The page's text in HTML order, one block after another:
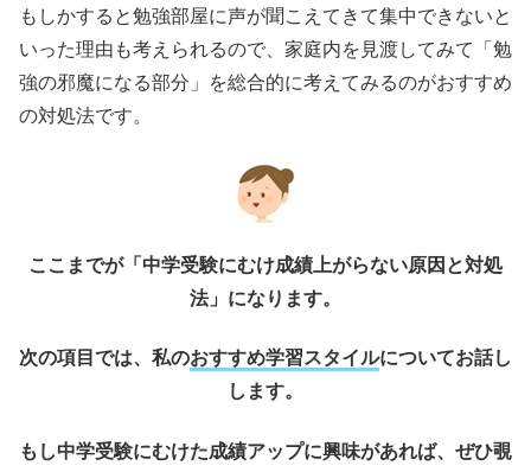
もしかすると勉強部屋に声が聞こえてきて集中できないと
いった理由も考えられるので、家庭内を見渡してみて「勉
強の邪魔になる部分」を総合的に考えてみるのがおすすめ
の対処法です。
ここまでが「中学受験にむけ成績上がらない原因と対処
法」になります。
次の項目では、私のおすすめ学習スタイルについてお話し
します。
もし中学受験にむけた成績アップに興味があれば、ぜひ覗